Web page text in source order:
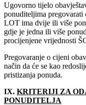
Ugovorno tijelo
ponuditeljima pregovarati
LOT ima dvije ili više
gdje je jedna ili više
procijenjene vrijednosti
Pregovaranje o cijeni
način da će se kao
pristizanja ponuda.
IX. KRITERIJI ZA
PONUDITELJA